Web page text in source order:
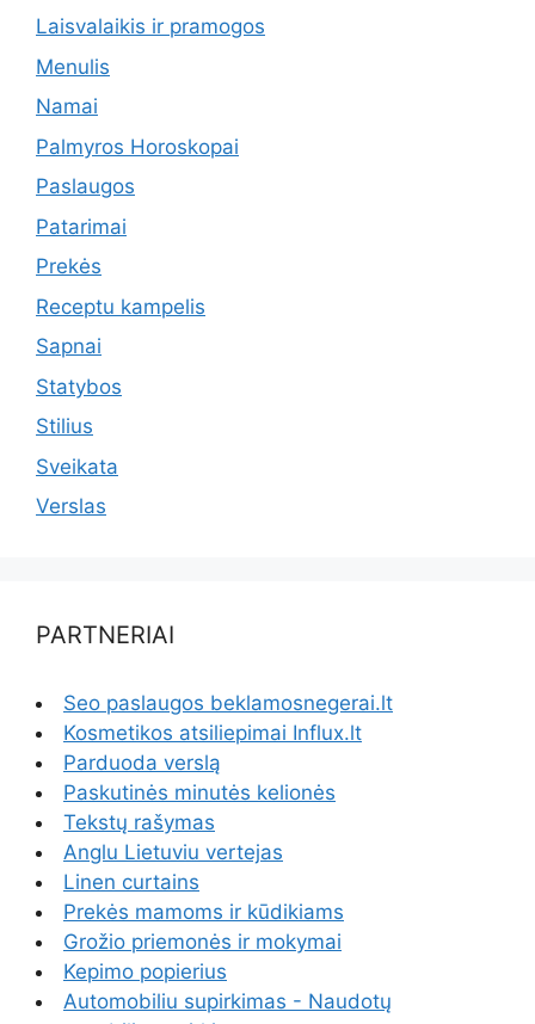
Laisvalaikis ir pramogos
Menulis
Namai
Palmyros Horoskopai
Paslaugos
Patarimai
Prekės
Receptu kampelis
Sapnai
Statybos
Stilius
Sveikata
Verslas
PARTNERIAI
Seo paslaugos beklamosnegerai.lt
Kosmetikos atsiliepimai Influx.lt
Parduoda verslą
Paskutinės minutės kelionės
Tekstų rašymas
Anglu Lietuviu vertejas
Linen curtains
Prekės mamoms ir kūdikiams
Grožio priemonės ir mokymai
Kepimo popierius
Automobiliu supirkimas - Naudotų